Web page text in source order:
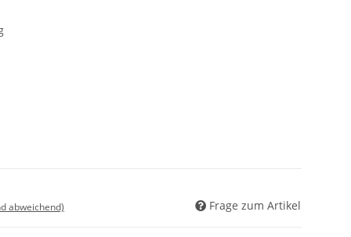
abweichend) Frage zum Artikel